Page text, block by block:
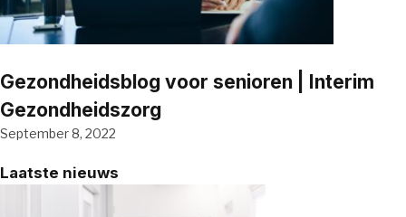
Gezondheidsblog voor senioren | Interim
Gezondheidszorg
September 8, 2022
Laatste nieuws